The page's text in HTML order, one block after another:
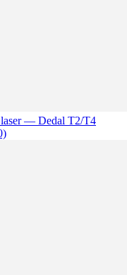
— Dedal T2/T4